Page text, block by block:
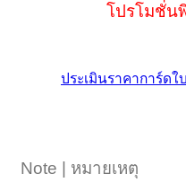
โปรโมชั่น
ประเมินราคาการ์ด
Note | หมายเหตุ